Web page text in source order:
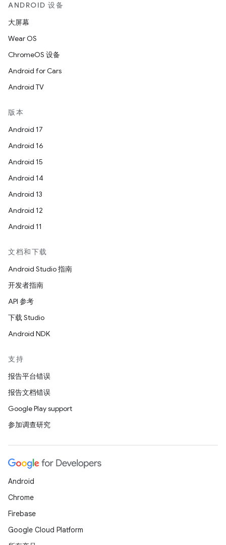
ANDROID 设备
大屏幕
Wear OS
ChromeOS 设备
Android for Cars
Android TV
版本
Android 17
Android 16
Android 15
Android 14
Android 13
Android 12
Android 11
文档和下载
Android Studio 指南
开发者指南
API 参考
下载 Studio
Android NDK
支持
报告平台错误
报告文档错误
Google Play support
参加调查研究
Android
Chrome
Firebase
Google Cloud Platform